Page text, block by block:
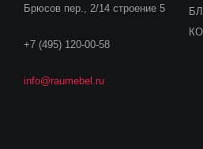
Брюсов пер., 2/14 строение 5
+7 (495) 120-00-58
info@raumebel.ru